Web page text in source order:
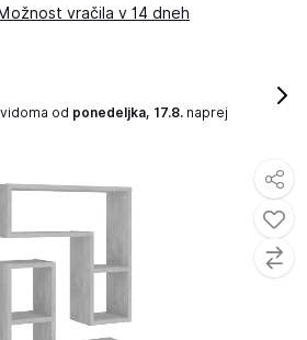
Možnost vračila v 14 dneh
od ponedeljka, 17.8. naprej